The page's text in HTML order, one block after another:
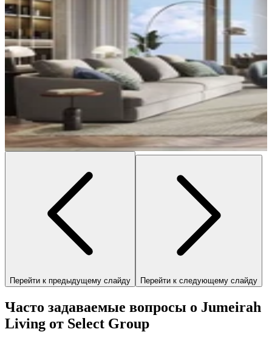
…
Перейти к предыдущему слайду Перейти к следующему слайду
Часто задаваемые вопросы о Jumeirah
Living от Select Group